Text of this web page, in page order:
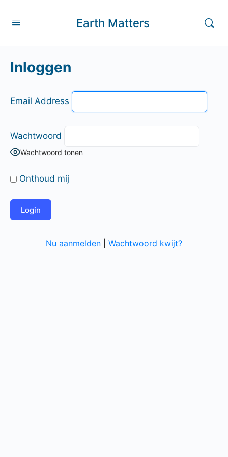
Earth Matters
Inloggen
Email Address
Wachtwoord
Wachtwoord tonen
Onthoud mij
Nu aanmelden Wachtwoord kwijt?